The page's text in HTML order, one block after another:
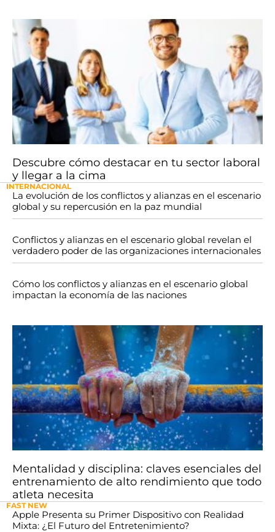
Descubre cómo destacar en tu sector laboral
y llegar a la cima
INTERNACIONAL
La evolución de los conflictos y alianzas en el escenario
global y su repercusión en la paz mundial
Conflictos y alianzas en el escenario global revelan el
verdadero poder de las organizaciones internacionales
Cómo los conflictos y alianzas en el escenario global
impactan la economía de las naciones
Mentalidad y disciplina: claves esenciales del
entrenamiento de alto rendimiento que todo
atleta necesita
FAST NEW
Apple Presenta su Primer Dispositivo con Realidad
Mixta: ¿El Futuro del Entretenimiento?